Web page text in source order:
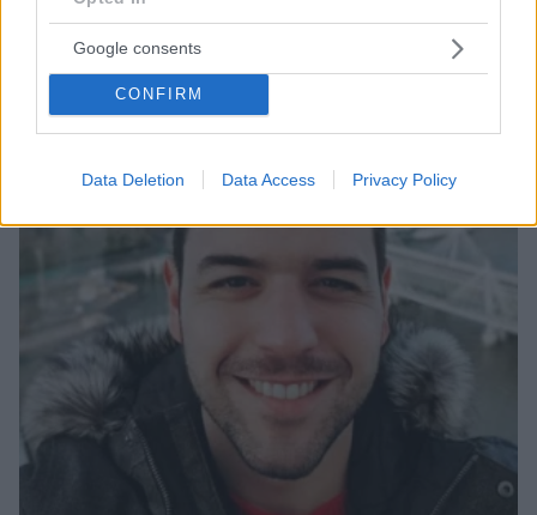
Google consents
CONFIRM
Data Deletion Data Access Privacy Policy
Σχετικά Άρθρα